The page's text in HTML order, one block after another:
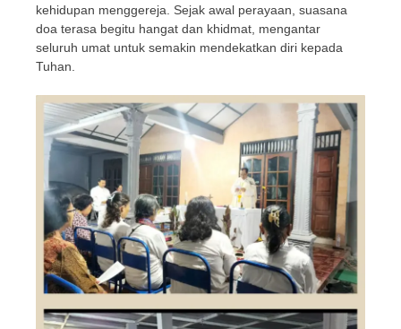
kehidupan menggereja. Sejak awal perayaan, suasana
doa terasa begitu hangat dan khidmat, mengantar
seluruh umat untuk semakin mendekatkan diri kepada
Tuhan.